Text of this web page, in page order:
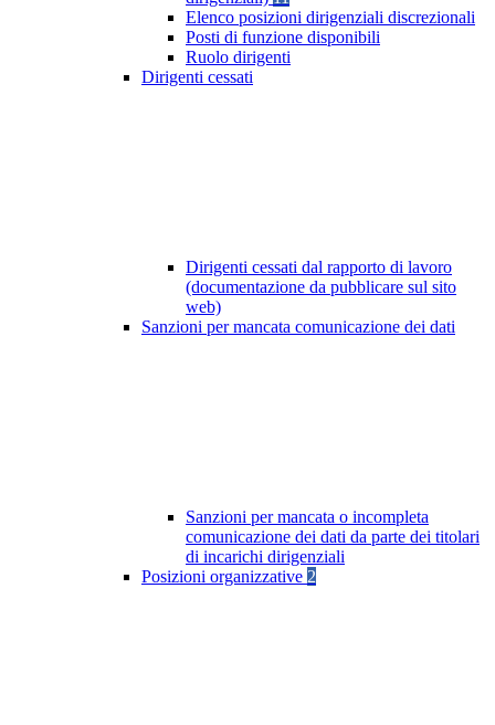
Elenco posizioni dirigenziali discrezionali
Posti di funzione disponibili
Ruolo dirigenti
Dirigenti cessati
Dirigenti cessati dal rapporto di lavoro
(documentazione da pubblicare sul sito
web)
Sanzioni per mancata comunicazione dei dati
Sanzioni per mancata o incompleta
comunicazione dei dati da parte dei titolari
di incarichi dirigenziali
Posizioni organizzative 2